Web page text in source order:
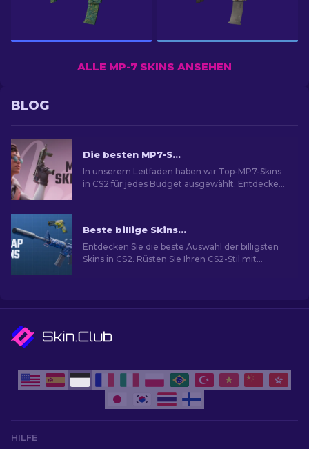
ALLE MP-7 SKINS ANSEHEN
BLOG
Die besten MP7-Skins in CS2 für jedes Budget [2026]
In unserem Leitfaden haben wir Top-MP7-Skins
in CS2 für jedes Budget ausgewählt. Entdecken
Beste billige Skins in CS2 [2026]
Entdecken Sie die beste Auswahl der billigsten
Skins in CS2. Rüsten Sie Ihren CS2-Stil mit
HILFE